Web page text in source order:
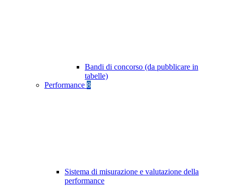
Bandi di concorso (da pubblicare in
tabelle)
Performance 8
Sistema di misurazione e valutazione della
performance